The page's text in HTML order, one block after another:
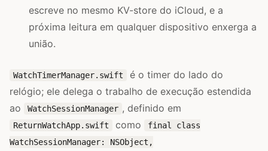
escreve no mesmo KV-store do iCloud, e a
próxima leitura em qualquer dispositivo enxerga a
união.
WatchTimerManager.swift
é o timer do lado do
relógio; ele delega o trabalho de execução estendida
ao
WatchSessionManager , definido em
ReturnWatchApp.swift como
final class
WatchSessionManager: NSObject,